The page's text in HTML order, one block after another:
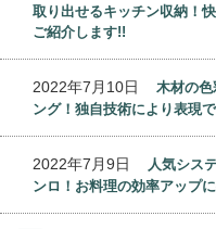
取り出せるキッチン収納！
ご紹介します!!
2022年7月10日 木材の色
ング！独自技術により表現
2022年7月9日 人気シス
ンロ！お料理の効率アップ